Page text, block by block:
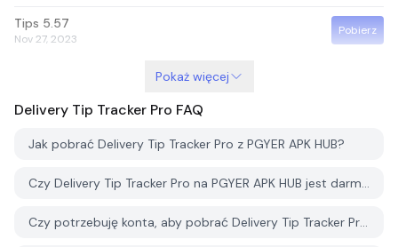
Tips 5.57
Nov 27, 2023
Pobierz
Pokaż więcej
Delivery Tip Tracker Pro FAQ
Jak pobrać Delivery Tip Tracker Pro z PGYER APK HUB?
Czy Delivery Tip Tracker Pro na PGYER APK HUB jest darmowy do pobrania?
Czy potrzebuję konta, aby pobrać Delivery Tip Tracker Pro z PGYER APK HUB?